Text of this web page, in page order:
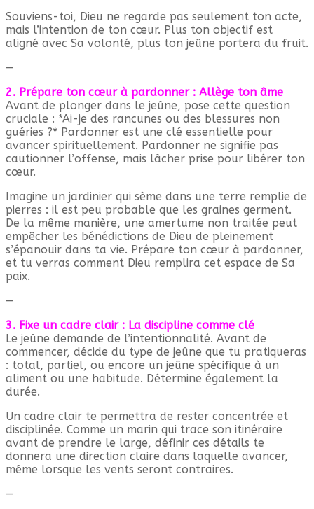
Souviens-toi, Dieu ne regarde pas seulement ton acte,
mais l’intention de ton cœur. Plus ton objectif est
aligné avec Sa volonté, plus ton jeûne portera du fruit.
—
2. Prépare ton cœur à pardonner : Allège ton âme
Avant de plonger dans le jeûne, pose cette question
cruciale : *Ai-je des rancunes ou des blessures non
guéries ?* Pardonner est une clé essentielle pour
avancer spirituellement. Pardonner ne signifie pas
cautionner l’offense, mais lâcher prise pour libérer ton
cœur.
Imagine un jardinier qui sème dans une terre remplie de
pierres : il est peu probable que les graines germent.
De la même manière, une amertume non traitée peut
empêcher les bénédictions de Dieu de pleinement
s’épanouir dans ta vie. Prépare ton cœur à pardonner,
et tu verras comment Dieu remplira cet espace de Sa
paix.
—
3. Fixe un cadre clair : La discipline comme clé
Le jeûne demande de l’intentionnalité. Avant de
commencer, décide du type de jeûne que tu pratiqueras
: total, partiel, ou encore un jeûne spécifique à un
aliment ou une habitude. Détermine également la
durée.
Un cadre clair te permettra de rester concentrée et
disciplinée. Comme un marin qui trace son itinéraire
avant de prendre le large, définir ces détails te
donnera une direction claire dans laquelle avancer,
même lorsque les vents seront contraires.
—